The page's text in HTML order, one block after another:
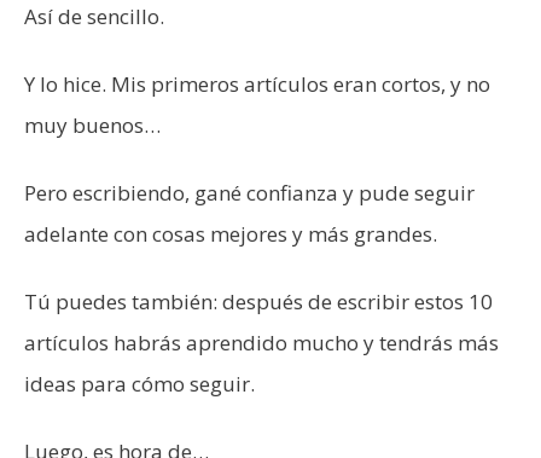
Así de sencillo.
Y lo hice. Mis primeros artículos eran cortos, y no
muy buenos…
Pero escribiendo, gané confianza y pude seguir
adelante con cosas mejores y más grandes.
Tú puedes también: después de escribir estos 10
artículos habrás aprendido mucho y tendrás más
ideas para cómo seguir.
Luego, es hora de…